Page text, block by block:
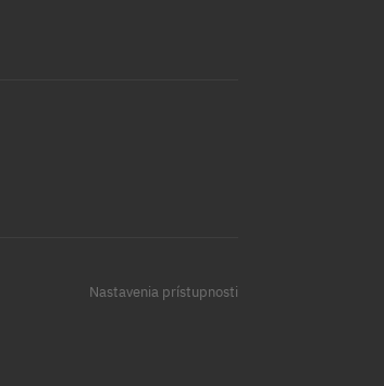
Nastavenia prístupnosti